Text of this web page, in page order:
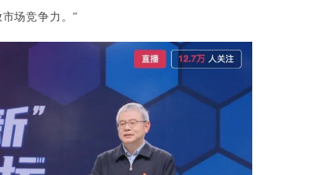
场竞争力。”